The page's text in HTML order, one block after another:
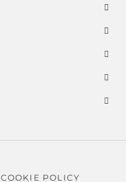
COOKIE POLICY